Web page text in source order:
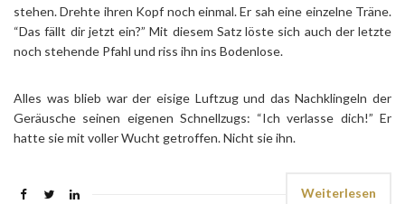
stehen. Drehte ihren Kopf noch einmal. Er sah eine einzelne Träne.
“Das fällt dir jetzt ein?” Mit diesem Satz löste sich auch der letzte
noch stehende Pfahl und riss ihn ins Bodenlose.
Alles was blieb war der eisige Luftzug und das Nachklingeln der
Geräusche seinen eigenen Schnellzugs: “Ich verlasse dich!” Er
hatte sie mit voller Wucht getroffen. Nicht sie ihn.
Weiterlesen